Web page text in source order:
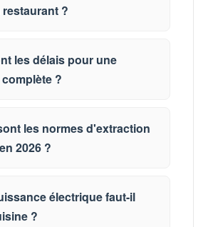
?
les délais pour une
?
les normes d'extraction
2026 ?
électrique faut-il
?